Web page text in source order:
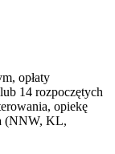
opłaty
14 rozpoczętych
opiekę
(NNW, KL,